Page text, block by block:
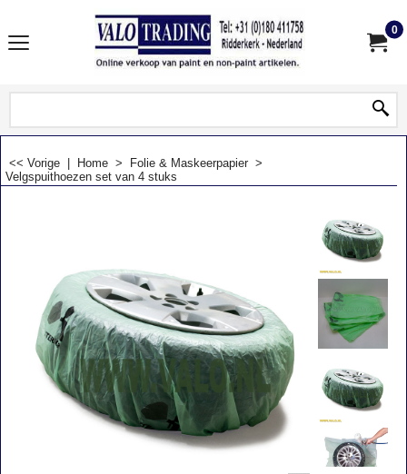
0
<< Vorige Home > Folie & Maskeerpapier >
Velgspuithoezen set van 4 stuks